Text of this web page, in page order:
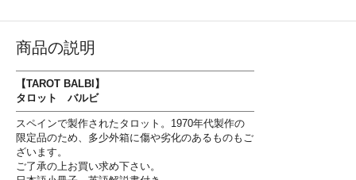
商品の説明
【TAROT BALBI】
タロット バルビ
スペインで製作されたタロット。1970年代製作の
限定品のため、多少外箱に傷や劣化のあるものもご
ざいます。
ご了承の上お買い求め下さい。